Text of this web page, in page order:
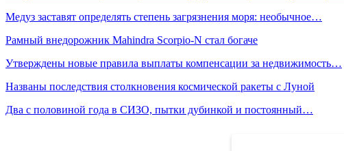
Медуз заставят определять степень загрязнения моря: необычное…
Рамный внедорожник Mahindra Scorpio-N стал богаче
Утверждены новые правила выплаты компенсации за недвижимость…
Названы последствия столкновения космической ракеты с Луной
Два с половиной года в СИЗО, пытки дубинкой и постоянный…